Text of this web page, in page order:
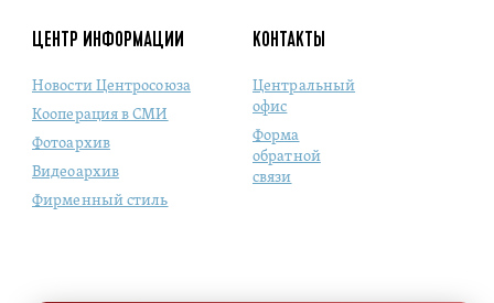
ЦЕНТР ИНФОРМАЦИИ
Новости Центросоюза
Кооперация в СМИ
Фотоархив
Видеоархив
Фирменный стиль
КОНТАКТЫ
Центральный
офис
Форма
обратной
связи